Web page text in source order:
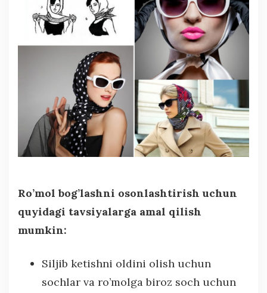
Ro’mol bog’lashni osonlashtirish uchun
quyidagi tavsiyalarga amal qilish
mumkin:
Siljib ketishni oldini olish uchun
sochlar va ro’molga biroz soch uchun